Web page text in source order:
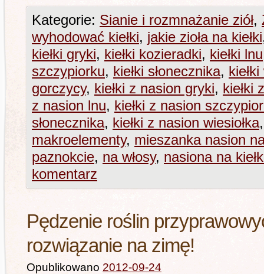
Kategorie: Sianie i rozmnażanie ziół,
wyhodować kiełki, jakie zioła na kiełki
kiełki gryki, kiełki kozieradki, kiełki lnu
szczypiorku, kiełki słonecznika,
gorczycy, kiełki z nasion gryki, kiełki
z nasion lnu, kiełki z nasion
słonecznika, kiełki z nasion wiesiołka
makroelementy, mieszanka nasion
paznokcie, na włosy, nasiona na
komentarz
Pędzenie roślin
rozwiązanie na zimę!
Opublikowano 2012-09-24